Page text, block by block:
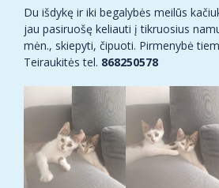
Du išdykę ir iki begalybės meilūs
jau pasiruošę keliauti į tikruosius
mėn., skiepyti, čipuoti. Pirmenybė
Teiraukitės tel. 868250578